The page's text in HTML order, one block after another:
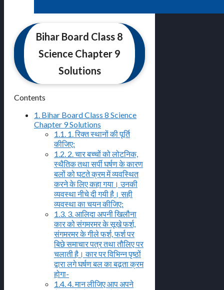
Bihar Board Class 8
Science Chapter 9
Solutions
Contents
1. Bihar Board Class 8 Science
Chapter 9 Solutions
1.1. 1. रिक्त स्थानों की पूर्ति
कीजिए:
1.2. 2. चार बच्चों को लोटनिक,
स्थैतिक तथा सर्पी घर्षण के कारण
बलों को घटते क्रम में व्यवस्थित
करने के लिए कहा गया। उनकी
व्यवस्था नीचे दी गयी है। सही
व्यवस्था का चयन कीजिए:
1.3. 3. आलिदा अपनी खिलौना
कार को संगमरमर के सूखे फर्श,
संगमरमर के गीले फर्श, फर्श पर
बिछे समाचार पत्र तथा तौलिए पर
चलाती है। कार पर विभिन्न पृष्ठों
द्वारा लगे घर्षण बल का बढ़ता क्रम
होगा-
1.4. 4. मान लीजिए आप अपने